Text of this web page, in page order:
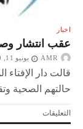
اخبار
عقب انتشار
AMR يونيو 11, 2020
قالت دار
حالتهم الصحية
التعليقاتعلى
عقب